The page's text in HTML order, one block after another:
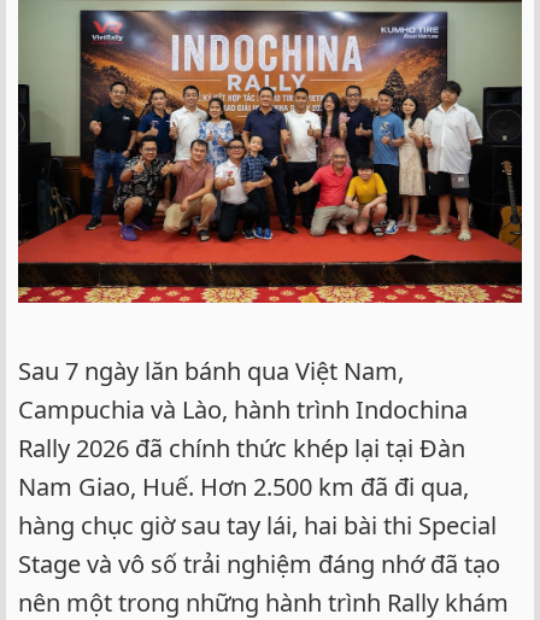
Sau 7 ngày lăn bánh qua Việt Nam,
Campuchia và Lào, hành trình Indochina
Rally 2026 đã chính thức khép lại tại Đàn
Nam Giao, Huế. Hơn 2.500 km đã đi qua,
hàng chục giờ sau tay lái, hai bài thi Special
Stage và vô số trải nghiệm đáng nhớ đã tạo
nên một trong những hành trình Rally khám